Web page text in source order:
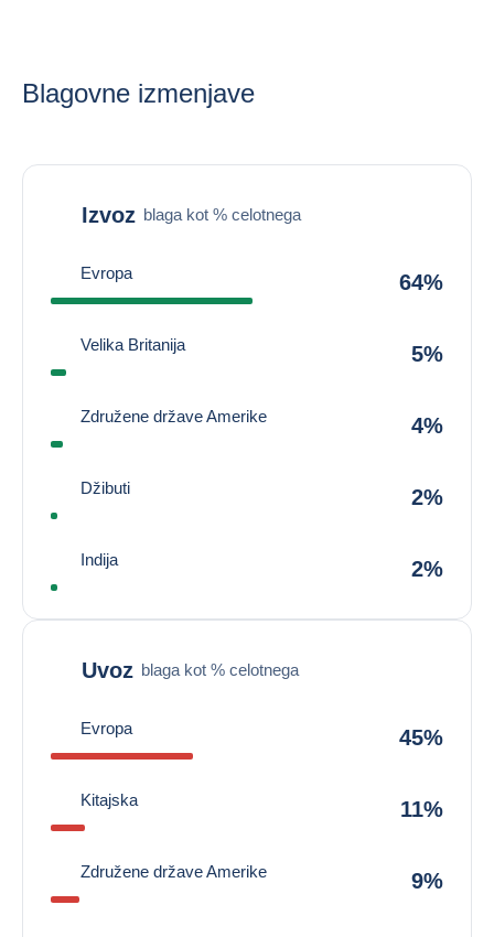
Blagovne izmenjave
Izvoz blaga kot % celotnega
Evropa 64%
Velika Britanija 5%
Združene države Amerike 4%
Džibuti 2%
Indija 2%
Uvoz blaga kot % celotnega
Evropa 45%
Kitajska 11%
Združene države Amerike 9%